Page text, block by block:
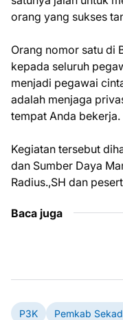
orang yang sukses
Orang nomor satu di
kepada seluruh
menjadi pegawai
adalah menjaga
tempat Anda bekerja.
Kegiatan tersebut
dan Sumber Daya
Radius.,SH dan
Baca juga
P3K Pemkab